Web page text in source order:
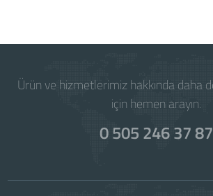
Ürün ve hizmetlerimiz hakkında daha
için hemen arayın.
0 505 246 37 87